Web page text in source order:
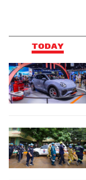
TODAY